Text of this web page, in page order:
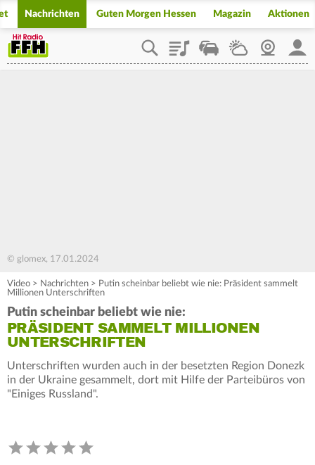
Nachrichten Guten Morgen Hessen Magazin Aktionen
PlaylistStaupilotWetterWebcam
© glomex, 17.01.2024
Video > Nachrichten > Putin scheinbar beliebt wie nie: Präsident sammelt
Millionen Unterschriften
Putin scheinbar beliebt wie nie:
PRÄSIDENT SAMMELT MILLIONEN
UNTERSCHRIFTEN
Unterschriften wurden auch in der besetzten Region Donezk
in der Ukraine gesammelt, dort mit Hilfe der Parteibüros von
"Einiges Russland".